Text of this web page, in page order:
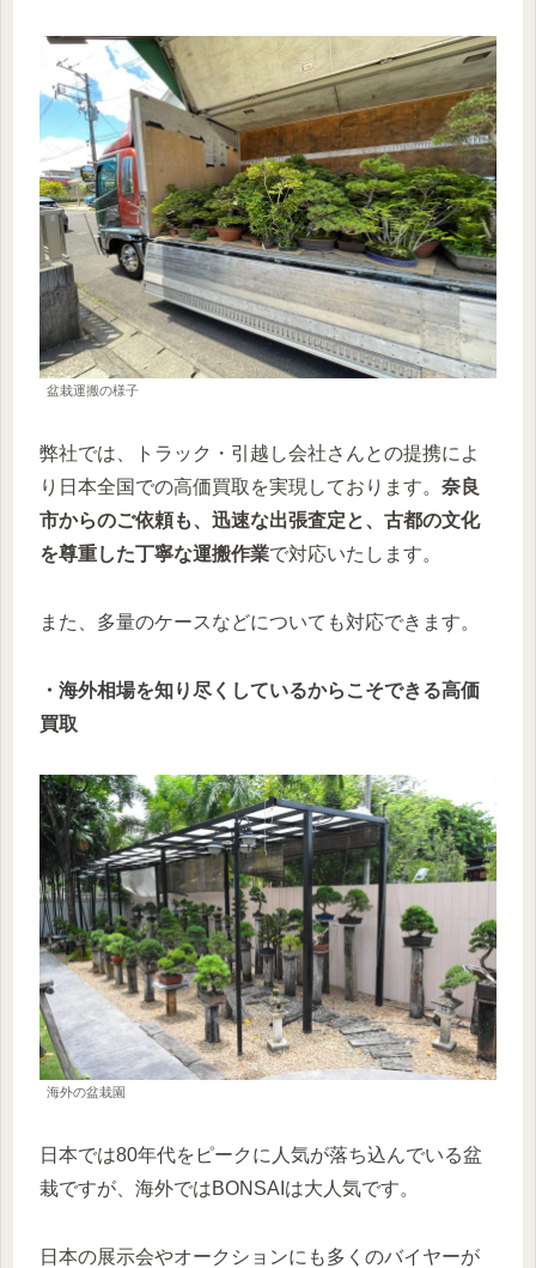
盆栽運搬の様子
弊社では、トラック・引越し会社さんとの提携によ
り日本全国での高価買取を実現しております。 奈良
市からのご依頼も、迅速な出張査定と、古都の文化
を尊重した丁寧な運搬作業で対応いたします。
また、多量のケースなどについても対応できます。
・海外相場を知り尽くしているからこそできる高価
買取
海外の盆栽園
日本では80年代をピークに人気が落ち込んでいる盆
栽ですが、海外ではBONSAIは大人気です。
日本の展示会やオークションにも多くのバイヤーが